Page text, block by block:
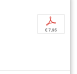
p
€ 7,95